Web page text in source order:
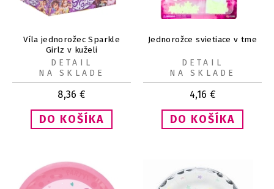
Víla jednorožec Sparkle
Girlz v kuželi
8,36 €
DETAIL
NA SKLADE
Jednorožce svietiace v tme
4,16 €
DETAIL
NA SKLADE